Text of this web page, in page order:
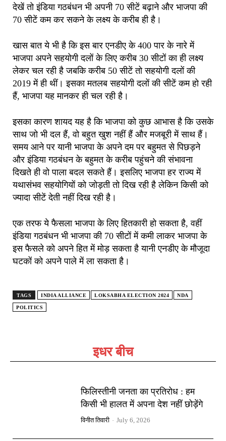
इधर बीच
फिलिस्तीनी जनता का प्रतिरोध : हम
किसी भी हालत में अपना देश नहीं छोड़ेंगे
विनीत तिवारी - July 6, 2026
देखें तो इंडिया गठबंधन भी अपनी 70 सीटें बढ़ाने और भाजपा की
70 सीटें कम कर सकने के लक्ष्य के करीब ही है।
खास बात ये भी है कि इस बार एनडीए के 400 पार के नारे में
भाजपा अपने सहयोगी दलों के लिए करीब 30 सीटों का ही लक्ष्य
लेकर चल रही है जबकि करीब 50 सीटें तो सहयोगी दलों की
2019 में ही थीं। इसका मतलब सहयोगी दलों की सीटें कम हो रही
हैं, भाजपा यह मानकर ही चल रही है।
इसका कारण शायद यह है कि भाजपा को कुछ आभास है कि उसके
साथ जो भी दल हैं, वो बहुत खुश नहीं हैं और मजबूरी में साथ हैं।
समय आने पर यानी भाजपा के अपने दम पर बहुमत से पिछड़ने
और इंडिया गठबंधन के बहुमत के करीब पहुंचने की संभावना
दिखते ही वो पाला बदल सकते हैं। इसलिए भाजपा हर राज्य में
यथासंभव सहयोगियों को जोड़ती तो दिख रही है लेकिन किसी को
ज्यादा सीटें देती नहीं दिख रही है।
एक तरफ ये फैसला भाजपा के लिए हितकारी हो सकता है, वहीं
इंडिया गठबंधन भी भाजपा की 70 सीटों में कमी लाकर भाजपा के
इस फैसले को अपने हित में मोड़ सकता है यानी एनडीए के मौजूदा
घटकों को अपने पाले में ला सकता है।
TAGS INDIA ALLIANCE LOKSABHA ELECTION 2024 NDA
POLITICS